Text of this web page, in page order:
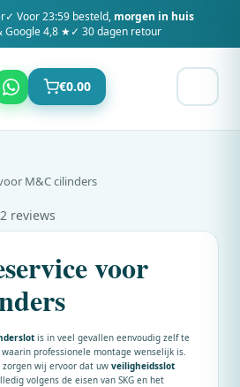
✓ Voor 23:59 besteld, morgen in huis
Google 4,8 ★✓ 30 dagen retour
€0.00
M&C cilinders
reviews
voor
is in veel gevallen eenvoudig zelf te
professionele montage wenselijk is.
wij ervoor dat uw veiligheidsslot
volgens de eisen van SKG en het